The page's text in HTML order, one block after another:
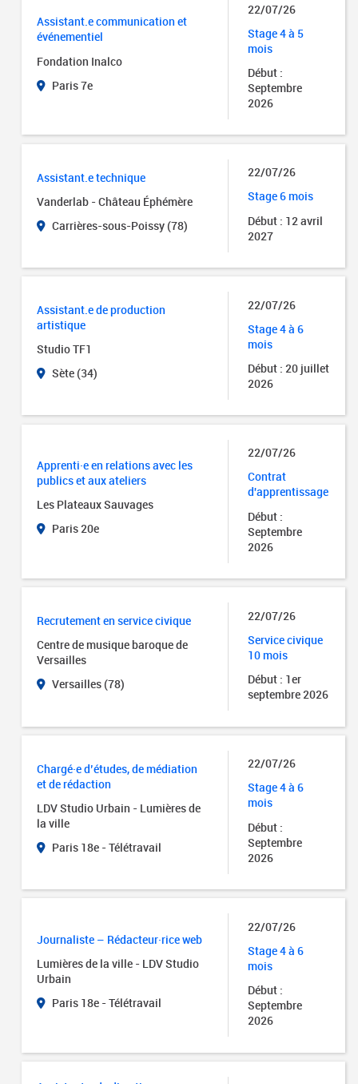
Assistant.e communication et
événementiel
Fondation Inalco
Paris 7e
22/07/26
Stage 4 à 5
mois
Début :
Septembre
2026
Assistant.e technique
Vanderlab - Château Éphémère
Carrières-sous-Poissy (78)
22/07/26
Stage 6 mois
Début : 12 avril
2027
Assistant.e de production
artistique
Studio TF1
Sète (34)
22/07/26
Stage 4 à 6
mois
Début : 20 juillet
2026
Apprenti·e en relations avec les
publics et aux ateliers
Les Plateaux Sauvages
Paris 20e
22/07/26
Contrat
d'apprentissage
Début :
Septembre
2026
Recrutement en service civique
Centre de musique baroque de
Versailles
Versailles (78)
22/07/26
Service civique
10 mois
Début : 1er
septembre 2026
Chargé·e d’études, de médiation
et de rédaction
LDV Studio Urbain - Lumières de
la ville
Paris 18e - Télétravail
22/07/26
Stage 4 à 6
mois
Début :
Septembre
2026
Journaliste – Rédacteur·rice web
Lumières de la ville - LDV Studio
Urbain
Paris 18e - Télétravail
22/07/26
Stage 4 à 6
mois
Début :
Septembre
2026